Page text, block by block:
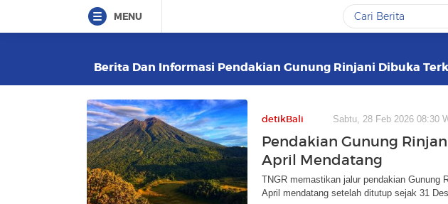
MENU
Berita Dan Informasi Pendakian Gunung Rinjani Dibuka
detikBali Sabtu, 28 Feb 2026 08:30
Pendakian Gunung
April Mendatang
TNGR memastikan jalur pendakian Gunung
April mendatang setelah ditutup sejak 31